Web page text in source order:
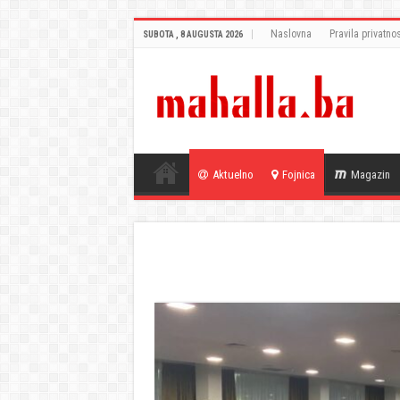
SUBOTA , 8 AUGUSTA 2026 Naslovna Pravila
Aktuelno Fojnica Magazin